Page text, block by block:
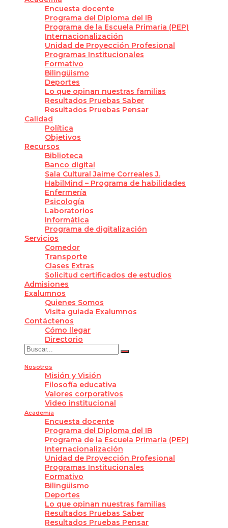
Encuesta docente
Programa del Diploma del IB
Programa de la Escuela Primaria (PEP)
Internacionalización
Unidad de Proyección Profesional
Programas Institucionales
Formativo
Bilingüismo
Deportes
Lo que opinan nuestras familias
Resultados Pruebas Saber
Resultados Pruebas Pensar
Calidad
Política
Objetivos
Recursos
Biblioteca
Banco digital
Sala Cultural Jaime Correales J.
HabilMind – Programa de habilidades
Enfermería
Psicología
Laboratorios
Informática
Programa de digitalización
Servicios
Comedor
Transporte
Clases Extras
Solicitud certificados de estudios
Admisiones
Exalumnos
Quienes Somos
Visita guiada Exalumnos
Contáctenos
Cómo llegar
Directorio
Nosotros
Misión y Visión
Filosofía educativa
Valores corporativos
Video institucional
Academia
Encuesta docente
Programa del Diploma del IB
Programa de la Escuela Primaria (PEP)
Internacionalización
Unidad de Proyección Profesional
Programas Institucionales
Formativo
Bilingüismo
Deportes
Lo que opinan nuestras familias
Resultados Pruebas Saber
Resultados Pruebas Pensar